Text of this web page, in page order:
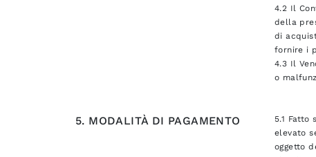
4.2 Il
della
di
fornire i
4.3 Il
o
5. MODALITÀ DI PAGAMENTO
5.1
elevato
oggetto